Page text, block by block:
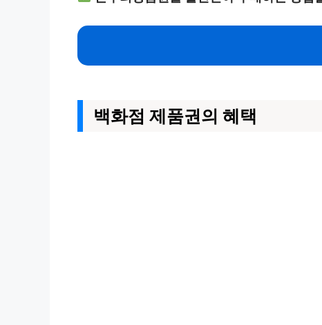
백화점 제품권의 혜택